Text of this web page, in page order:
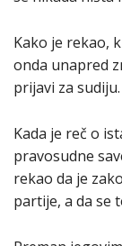
Kako je rekao,
onda unapred
prijavi za sudiju.
Kada je reč o
pravosudne
rekao da je
partije, a da se